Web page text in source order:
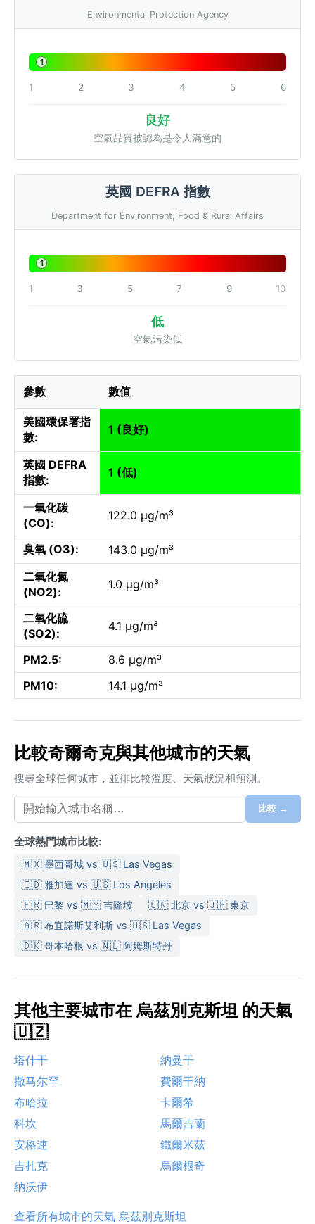
Environmental Protection Agency
1
1 2 3 4 5 6
良好
空氣品質被認為是令人滿意的
英國 DEFRA 指數
Department for Environment, Food & Rural Affairs
1
1 3 5 7 9 10
低
空氣污染低
參數 數值
美國環保署指
數:
1 (良好)
英國 DEFRA
指數:
1 (低)
一氧化碳
(CO):
122.0 µg/m³
臭氧 (O3):
143.0 µg/m³
二氧化氮
(NO2):
1.0 µg/m³
二氧化硫
(SO2):
4.1 µg/m³
PM2.5:
8.6 µg/m³
PM10:
14.1 µg/m³
比較奇爾奇克與其他城市的天氣
搜尋全球任何城市，並排比較溫度、天氣狀況和預測。
比較 →
全球熱門城市比較:
🇲🇽 墨西哥城 vs 🇺🇸 Las Vegas
🇮🇩 雅加達 vs 🇺🇸 Los Angeles
🇫🇷 巴黎 vs 🇲🇾 吉隆坡
🇨🇳 北京 vs 🇯🇵 東京
🇦🇷 布宜諾斯艾利斯 vs 🇺🇸 Las Vegas
🇩🇰 哥本哈根 vs 🇳🇱 阿姆斯特丹
其他主要城市在 烏茲別克斯坦 的天氣
🇺🇿
塔什干
納曼干
撒马尔罕
費爾干納
布哈拉
卡爾希
科坎
馬爾吉蘭
安格連
鐵爾米茲
吉扎克
烏爾根奇
納沃伊
查看所有城市的天氣 烏茲別克斯坦